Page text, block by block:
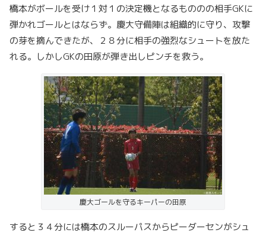
橋本がボールを受け１対１の決定機となるもののの相手GKに
弾かれゴールとはならず。慶大守備陣は組織的に守り、攻撃
の芽を摘んできたが、２８分に相手の強烈なシュートを放た
れる。しかしGKの田原が弾き出しピンチを救う。
慶大ゴールを守るキーパーの田原
すると３４分には橋本のスルーパスからピーダーセンがシュ